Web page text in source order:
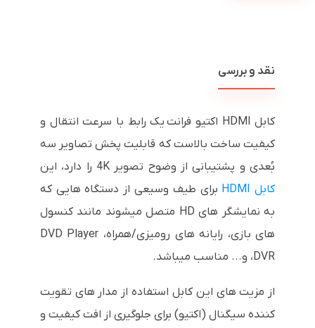
نقد و بررسی
کابل HDMI اکتیو فرانت یک رابط با سرعت انتقال و
کیفیت ساخت بالاست که قابلیت پخش تصاویر سه
بُعدی و پشتیبانی از وضوح تصویر 4K را دارد، این
کابل HDMI
برای طیف وسیعی از دستگاه هایی که
به نمایشگر های HD متصل میشوند مانند کنسول
های بازی، رایانه های رومیزی/همراه، DVD Player
،DVR و... مناسب میباشد.
از مزیت های این کابل استفاده از مدار های تقویت
کننده سیگنال (اکتیو) برای جلوگیری از افت کیفیت و